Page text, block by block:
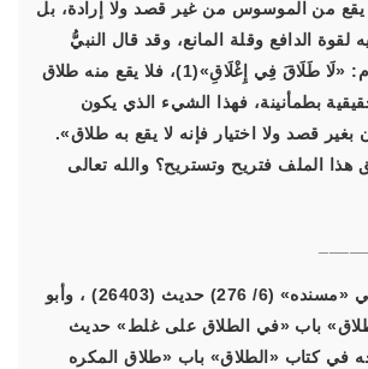
يقع من الموسوس من غير قصد ولا إرادة، بل
الدافع وقلة المانع، وقد قال النبيُّ
عليه الصلاة والسلام: «لَا طَلَاقَ فِي إِغْلَاقِ»(1)، فلا يقع منه طلاق
بطمأنينة، فهذا الشيء الذي يكون
بغير قصد ولا اختيار فإنه لا يقع به طلاق».
الملف فتريح وتستريح؟ والله تعالى
(1) أخرجه أحمد في «مسنده» (6/ 276) حديث (26403) ، وأبو
باب «في الطلاق على غلط» حديث
ماجه في كتاب «الطلاق» باب «طلاق المكره